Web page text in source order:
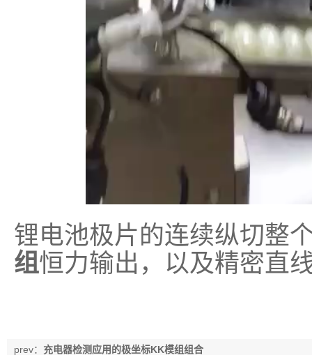
锂电池极片的连续纵切整
组恒力输出，以及精密直
prev： 充电器检测应用的极坐标KK模组组合